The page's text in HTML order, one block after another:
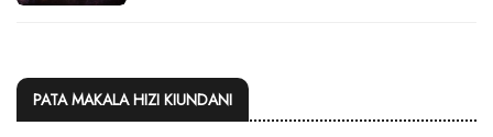
PATA MAKALA HIZI KIUNDANI